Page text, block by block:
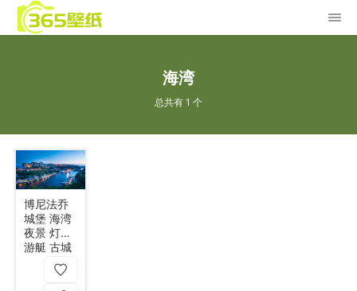
海湾
总共有 1 个
博尼法乔
城堡 海湾
夜景 灯光
游艇 古城